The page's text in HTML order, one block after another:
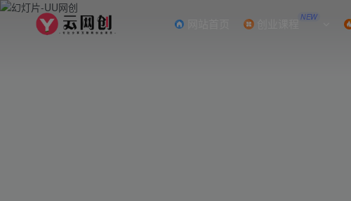
创业课程 NEW